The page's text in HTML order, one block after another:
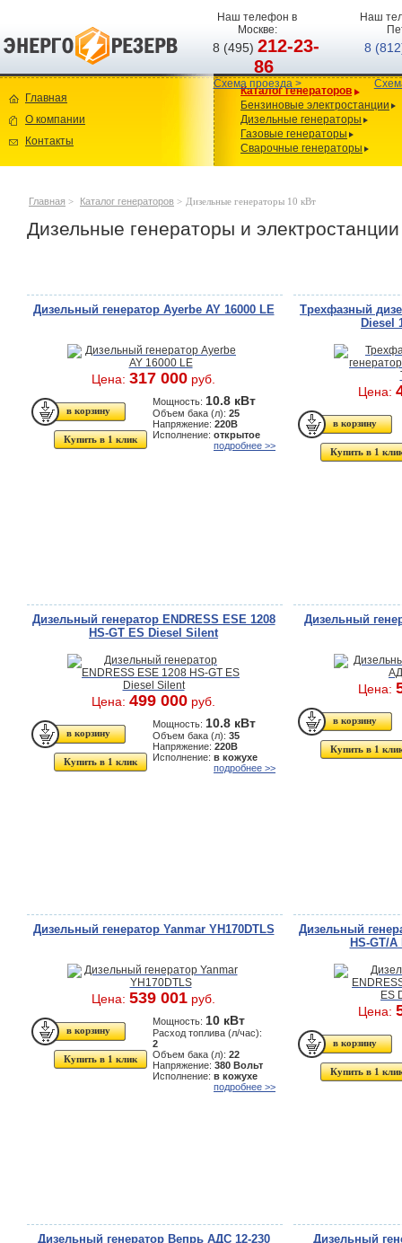
Наш телефон в
Москве:
8 (495)212-23-
86
Схема проезда >
Наш
8
Главная
О компании
Контакты
Каталог генераторов
Бензиновые электростанции
Дизельные генераторы
Газовые генераторы
Сварочные генераторы
Главная > Каталог генераторов > Дизельные генераторы 10 кВт
Дизельные генераторы и
Дизельный генератор Ayerbe AY 16000 LE
Цена: 317 000 руб.
Купить в 1 клик
Мощность: 10.8 кВт
Объем бака (л): 25
Напряжение: 220В
Исполнение: открытое
подробнее >>
Трехфазный
Diesel
Цена:
Купить в 1
Дизельный генератор ENDRESS ESE 1208
HS-GT ES Diesel Silent
Цена: 499 000 руб.
Купить в 1 клик
Мощность: 10.8 кВт
Объем бака (л): 35
Напряжение: 220В
Исполнение: в кожухе
подробнее >>
Дизельный
Цена:
Купить в 1
Дизельный генератор Yanmar YH170DTLS
Цена: 539 001 руб.
Купить в 1 клик
Мощность: 10 кВт
Расход топлива (л/час):
2
Объем бака (л): 22
Напряжение: 380 Вольт
Исполнение: в кожухе
подробнее >>
Дизельный
HS-GT/
Цена:
Купить в 1
Дизельный генератор Вепрь АДС 12-230
Дизельный